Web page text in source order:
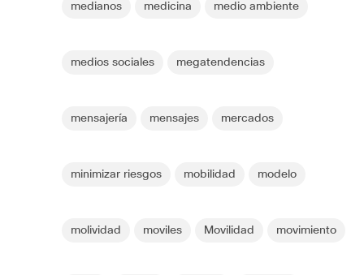
medianos medicina medio ambiente
medios sociales megatendencias
mensajería mensajes mercados
minimizar riesgos mobilidad modelo
molividad moviles Movilidad movimiento